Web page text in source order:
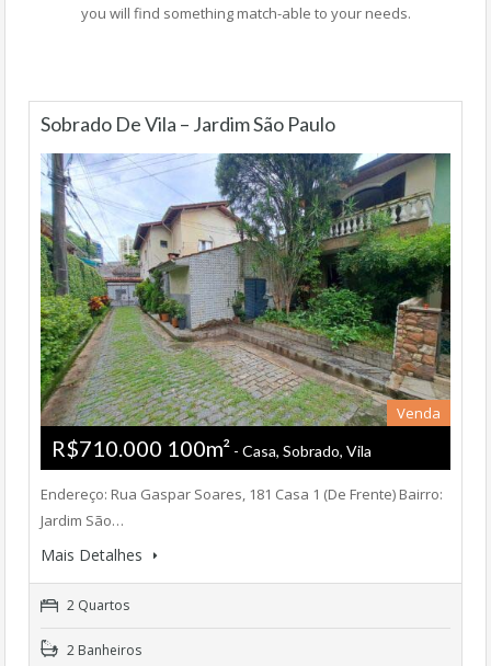
you will find something match-able to your needs.
Sobrado De Vila – Jardim São Paulo
Venda
R$710.000 100m² - Casa, Sobrado, Vila
Endereço: Rua Gaspar Soares, 181 Casa 1 (De Frente) Bairro:
Jardim São…
Mais Detalhes
2 Quartos
2 Banheiros